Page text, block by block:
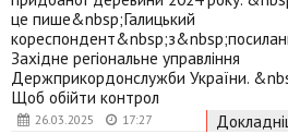
26.03.2025 17:27
це пише&nbsp;Галицький
Західне регіональне управління
Держприкордонслужби України.
Щоб обійти контрол